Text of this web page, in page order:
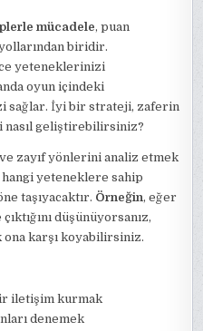
mücadele, puan
biridir.
yeteneklerinizi
oyun içindeki
sağlar. İyi bir strateji, zaferin
nasıl geliştirebilirsiniz?
zayıf yönlerini analiz etmek
yeteneklere sahip
taşıyacaktır. Örneğin, eğer
düşünüyorsanız,
karşı koyabilirsiniz.
iletişim kurmak
denemek